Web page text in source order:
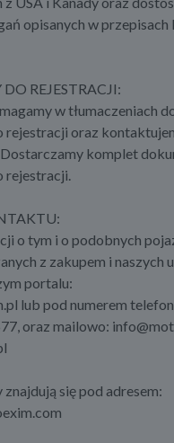
opisanych w przepisach
REJESTRACJI:
w tłumaczeniach
rejestracji oraz
komplet
rejestracji.
o tym i o podobnych
z zakupem i naszych
portalu:
lub pod numerem
oraz mailowo:
się pod adresem: